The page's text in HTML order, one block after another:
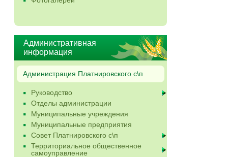
Административная
информация
Администрация Платнировского с\п
Руководство
Отделы администрации
Муниципальные учреждения
Муниципальные предприятия
Совет Платнировского с\п
Территориальное общественное
самоуправление